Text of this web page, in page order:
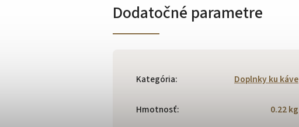
Dodatočné parametre
Kategória: Doplnky ku káve
Hmotnosť: 0.22 kg